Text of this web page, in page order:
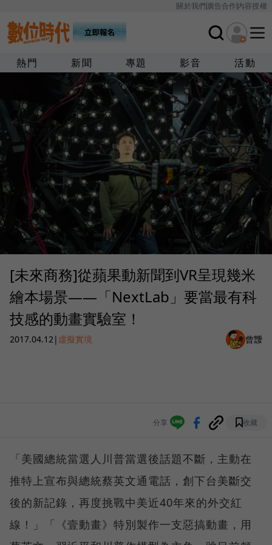
關於我們廣告合作內容授權
熱門 新聞 專題 影音 活動
[未來商務]從蘋果動新聞到VR呈現幾米
繪本場景——「NextLab」要當最有科
技感的動畫實驗室！
2017.04.12| 虛擬實境 曾靉
分享 收藏
「美國總統當選人川普當選後話題不斷，主動在
推特上宣布與總統蔡英文通電話，創下台美斷交
後的新記錄，再度挑戰中美近40年來的外交紅
線！」「《壹動畫》特別製作一支惡搞動畫，用